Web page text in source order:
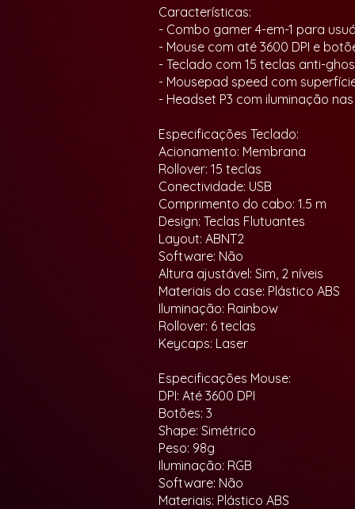
Características:
- Combo gamer 4-em-1 para
- Mouse com até 3600 DPI e
- Teclado com 15 teclas anti-
- Mousepad speed com
- Headset P3 com iluminação
Especificações Teclado:
Acionamento: Membrana
Rollover: 15 teclas
Conectividade: USB
Comprimento do cabo: 1.5 m
Design: Teclas Flutuantes
Layout: ABNT2
Software: Não
Altura ajustável: Sim, 2 níveis
Materiais do case: Plástico ABS
Iluminação: Rainbow
Rollover: 6 teclas
Keycaps: Laser
Especificações Mouse:
DPI: Até 3600 DPI
Botões: 3
Shape: Simétrico
Peso: 98g
Iluminação: RGB
Software: Não
Materiais: Plástico ABS